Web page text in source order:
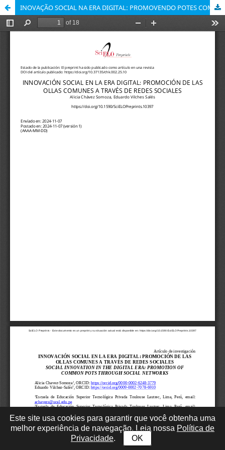
INOVAÇÃO SOCIAL NA ERA DIGITAL: PROMOVENDO POTES COMUNS POR MEIO DE REDES SOCIAIS
Este site usa cookies para garantir que você obtenha uma
melhor experiência de navegação. Leia nossa Política de
Privacidade. OK